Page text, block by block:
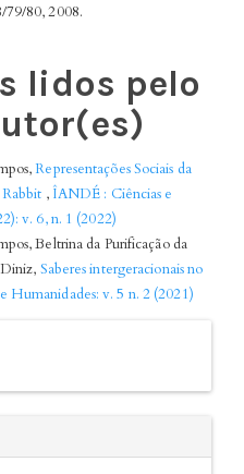
79/80, 2008.
lidos pelo
Representações Sociais da
, ÎANDÉ : Ciências e
v. 6, n. 1 (2022)
Beltrina da Purificação da
Saberes intergeracionais no
Humanidades: v. 5 n. 2 (2021)